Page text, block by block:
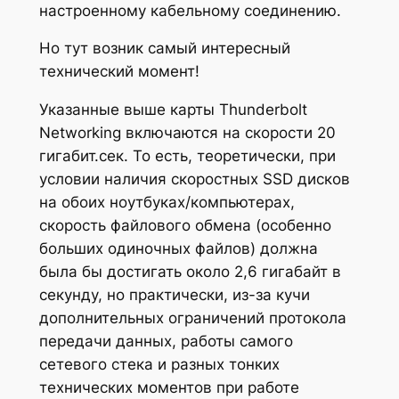
настроенному кабельному соединению.
Но тут возник самый интересный
технический момент!
Указанные выше карты Thunderbolt
Networking включаются на скорости 20
гигабит.сек. То есть, теоретически, при
условии наличия скоростных SSD дисков
на обоих ноутбуках/компьютерах,
скорость файлового обмена (особенно
больших одиночных файлов) должна
была бы достигать около 2,6 гигабайт в
секунду, но практически, из-за кучи
дополнительных ограничений протокола
передачи данных, работы самого
сетевого стека и разных тонких
технических моментов при работе